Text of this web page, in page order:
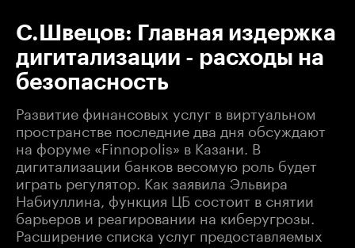
С.Швецов: Главная издержка
дигитализации - расходы на
безопасность
Развитие финансовых услуг в виртуальном
пространстве последние два дня обсуждают
на форуме «Finnopоlis» в Казани. В
дигитализации банков весомую роль будет
играть регулятор. Как заявила Эльвира
Набиуллина, функция ЦБ состоит в снятии
барьеров и реагировании на киберугрозы.
Расширение списка услуг предоставляемых